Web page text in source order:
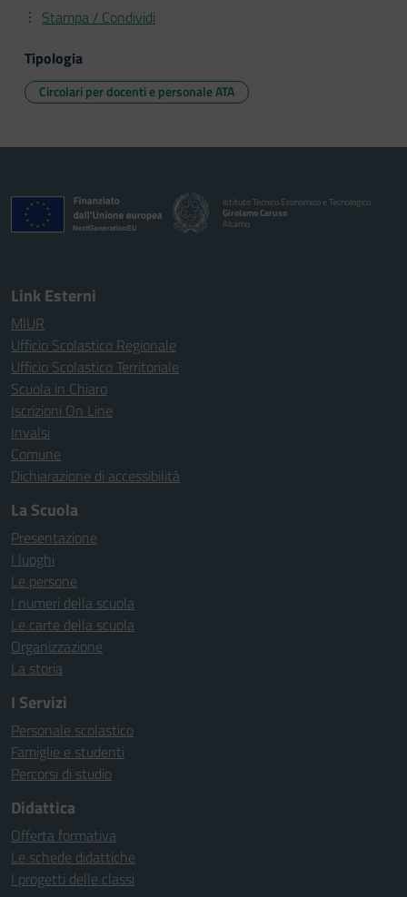
Stampa / Condividi
Tipologia
Circolari per docenti e personale ATA
Istituto Tecnico Economico e Tecnologico
Girolamo Caruso
Alcamo
Link Esterni
MIUR
Ufficio Scolastico Regionale
Ufficio Scolastico Territoriale
Scuola in Chiaro
Iscrizioni On Line
Invalsi
Comune
Dichiarazione di accessibilità
La Scuola
Presentazione
I luoghi
Le persone
I numeri della scuola
Le carte della scuola
Organizzazione
La storia
I Servizi
Personale scolastico
Famiglie e studenti
Percorsi di studio
Didattica
Offerta formativa
Le schede didattiche
I progetti delle classi